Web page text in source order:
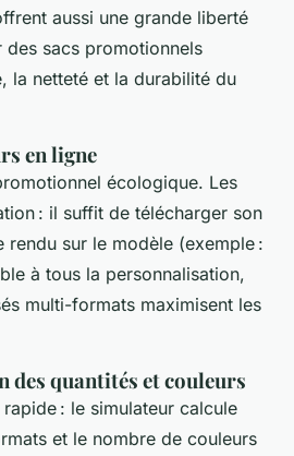
aussi une grande liberté
des sacs promotionnels
la netteté et la durabilité du
en ligne
écologique. Les
: il suffit de télécharger son
sur le modèle (exemple :
à tous la personnalisation,
multi-formats maximisent les
des quantités et couleurs
: le simulateur calcule
et le nombre de couleurs